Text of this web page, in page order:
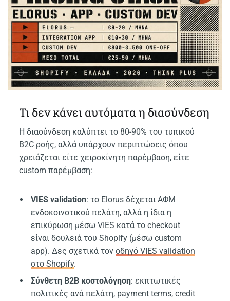
Τι δεν κάνει αυτόματα η διασύνδεση
Η διασύνδεση καλύπτει το 80-90% του τυπικού
B2C ροής, αλλά υπάρχουν περιπτώσεις όπου
χρειάζεται είτε χειροκίνητη παρέμβαση, είτε
custom παρέμβαση:
VIES validation: το Elorus δέχεται ΑΦΜ
ενδοκοινοτικού πελάτη, αλλά η ίδια η
επικύρωση μέσω VIES κατά το checkout
είναι δουλειά του Shopify (μέσω custom
app). Δες σχετικά τονοδηγό VIES validation
στο Shopify.
Σύνθετη B2B κοστολόγηση: εκπτωτικές
πολιτικές ανά πελάτη, payment terms, credit